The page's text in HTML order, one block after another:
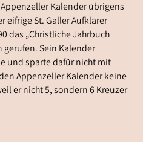
Kalender übrigens
eifrige St. Galler Aufklärer
das „Christliche Jahrbuch
gerufen. Sein Kalender
und sparte dafür nicht mit
Appenzeller Kalender keine
er nicht 5, sondern 6 Kreuzer